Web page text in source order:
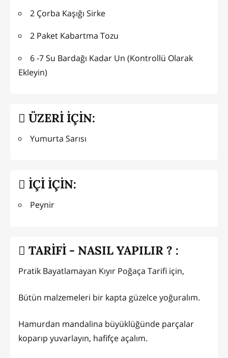
2 Çorba Kaşığı Sirke
2 Paket Kabartma Tozu
6 -7 Su Bardağı Kadar Un (Kontrollü Olarak
Ekleyin)
ÜZERİ İÇİN:
Yumurta Sarısı
İÇİ İÇİN:
Peynir
TARİFİ - NASIL YAPILIR ? :
Pratik Bayatlamayan Kıyır Poğaça Tarifi için,
Bütün malzemeleri bir kapta güzelce yoğuralım.
Hamurdan mandalina büyüklüğünde parçalar
koparıp yuvarlayın, hafifçe açalım.